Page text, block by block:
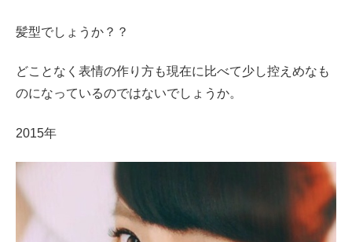
髪型でしょうか？？
どことなく表情の作り方も現在に比べて少し控えめなも
のになっているのではないでしょうか。
2015年